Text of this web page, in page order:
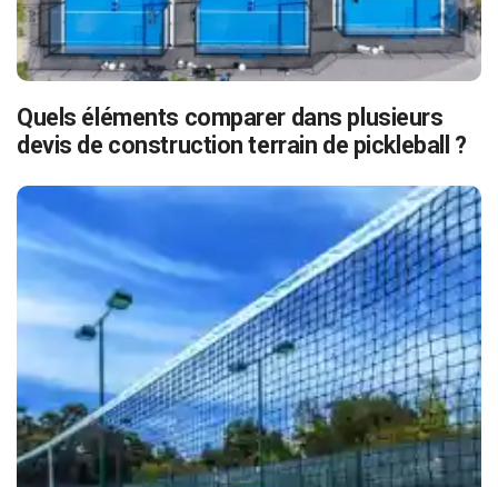
Quels éléments comparer dans plusieurs
devis de construction terrain de pickleball ?